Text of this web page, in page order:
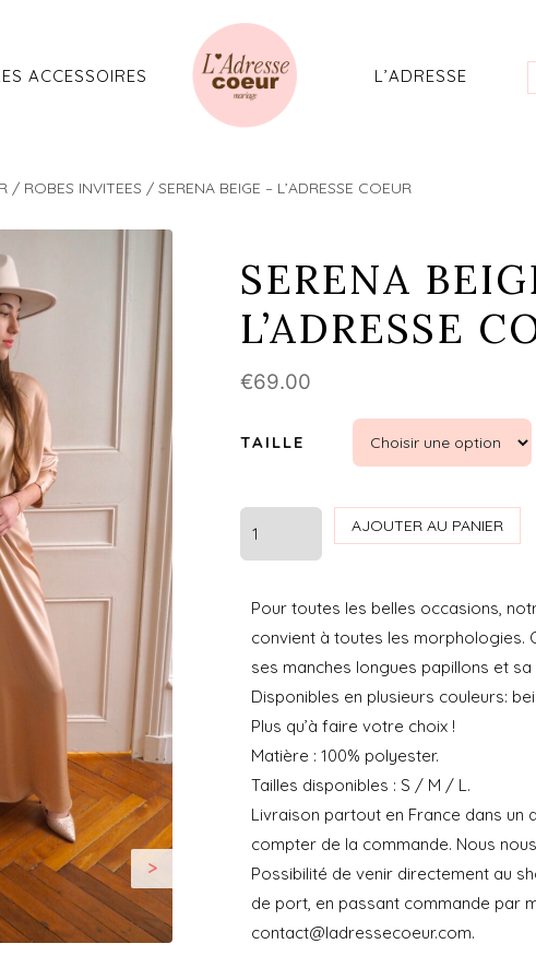
contenu
ACCESSOIRES L’ADRESSE
/ ROBES INVITEES / SERENA BEIGE – L’ADRESSE COEUR
>
SERENA
L’ADRESSE
€69.00
TAILLE
BEIGE
L'ADRESSE
COEUR
AJOUTER AU PANIER
Pour toutes les belles occasions,
convient à toutes les morphologies.
ses manches longues papillons et sa
Disponibles en plusieurs couleurs:
Plus qu’à faire votre choix !
Matière : 100% polyester.
Tailles disponibles : S / M / L.
Livraison partout en France dans un
compter de la commande. Nous
Possibilité de venir directement au
de port, en passant commande par
contact@ladressecoeur.com.